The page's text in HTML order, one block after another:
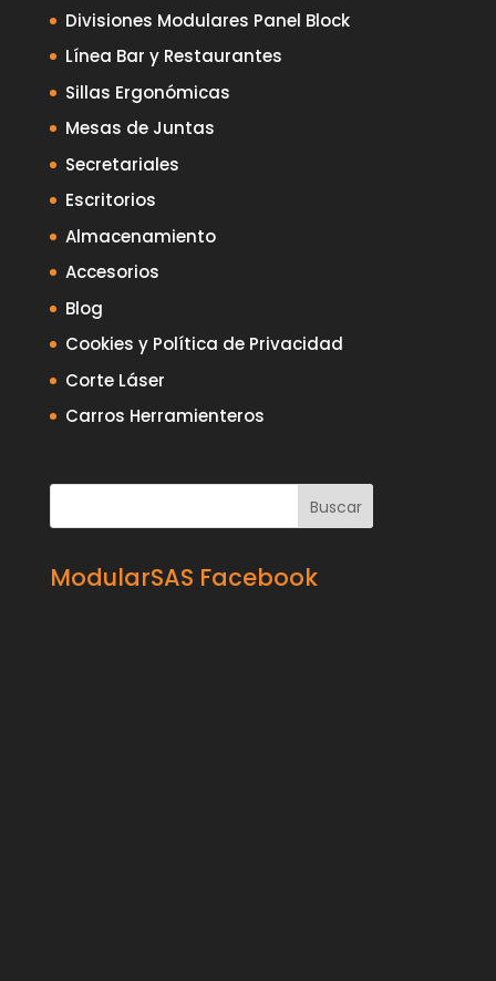
Divisiones Modulares Panel Block
Línea Bar y Restaurantes
Sillas Ergonómicas
Mesas de Juntas
Secretariales
Escritorios
Almacenamiento
Accesorios
Blog
Cookies y Política de Privacidad
Corte Láser
Carros Herramienteros
ModularSAS Facebook